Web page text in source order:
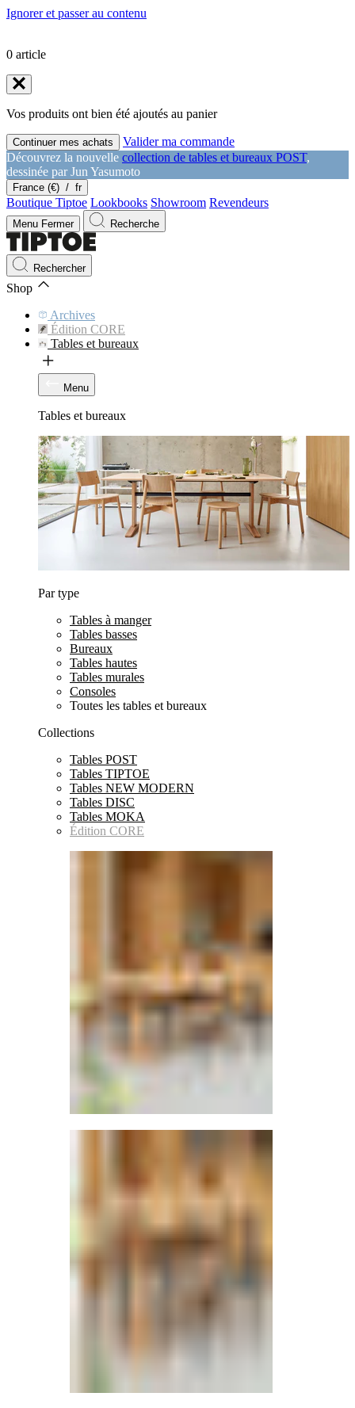
Ignorer et passer au contenu
0 article
Vos produits ont bien été ajoutés au panier
Continuer mes achats
Valider ma commande
Découvrez la nouvelle collection de tables et bureaux POST,
dessinée par Jun Yasumoto
France (€) / fr
Boutique Tiptoe Lookbooks Showroom Revendeurs
Menu Fermer Recherche
Rechercher
Shop
Archives
Édition CORE
Tables et bureaux
Menu
Tables et bureaux
Par type
Tables à manger
Tables basses
Bureaux
Tables hautes
Tables murales
Consoles
Toutes les tables et bureaux
Collections
Tables POST
Tables TIPTOE
Tables NEW MODERN
Tables DISC
Tables MOKA
Édition CORE